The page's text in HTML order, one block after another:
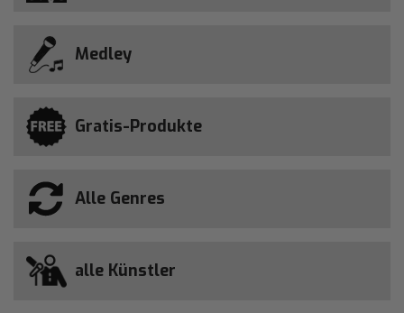
Medley
Gratis-Produkte
Alle Genres
alle Künstler